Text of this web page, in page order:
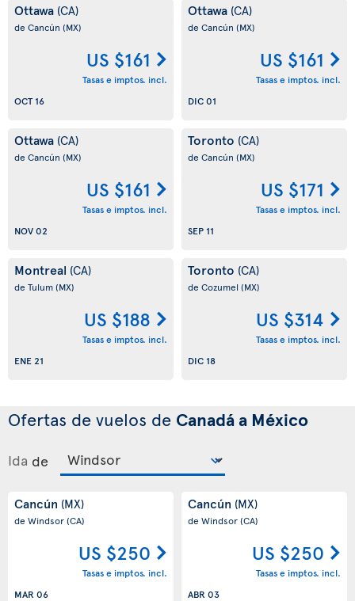
Ottawa (CA)
de Cancún (MX)
US $161
Tasas e imptos. incl.
OCT 16
Ottawa (CA)
de Cancún (MX)
US $161
Tasas e imptos. incl.
DIC 01
Ottawa (CA)
de Cancún (MX)
US $161
Tasas e imptos. incl.
NOV 02
Toronto (CA)
de Cancún (MX)
US $171
Tasas e imptos. incl.
SEP 11
Montreal (CA)
de Tulum(MX)
US $188
Tasas e imptos. incl.
ENE 21
Toronto (CA)
de Cozumel (MX)
US $314
Tasas e imptos. incl.
DIC 18
Ofertas de vuelos de Canadá a México
Ida de
Cancún (MX)
de Windsor(CA)
US $250
Tasas e imptos. incl.
MAR 06
Cancún (MX)
de Windsor(CA)
US $250
Tasas e imptos. incl.
ABR 03